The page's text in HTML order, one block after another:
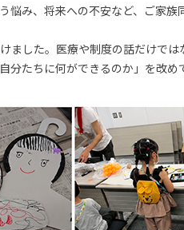
み、将来への不安など、ご家
した。医療や制度の話だけでは
たちに何ができるのか」を改め